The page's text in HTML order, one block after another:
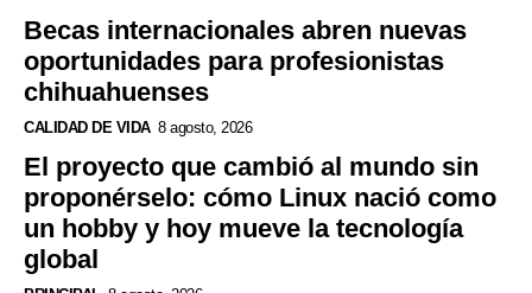
Becas internacionales abren nuevas
oportunidades para profesionistas
chihuahuenses
CALIDAD DE VIDA 8 agosto, 2026
El proyecto que cambió al mundo sin
proponérselo: cómo Linux nació como
un hobby y hoy mueve la tecnología
global